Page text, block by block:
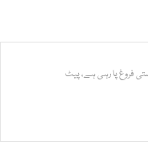
فروغ پا رہی ہے، پیٹ